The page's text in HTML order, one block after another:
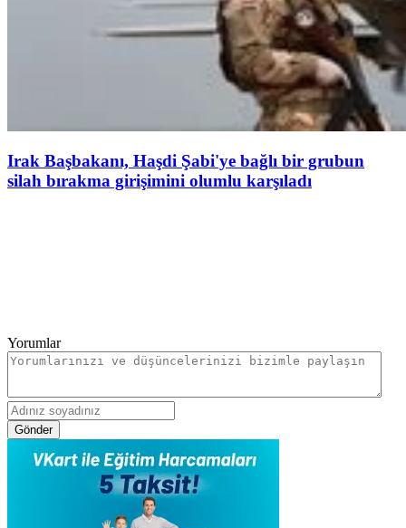
Irak Başbakanı, Haşdi Şabi'ye bağlı bir grubun
silah bırakma girişimini olumlu karşıladı
Yorumlar
Gönder